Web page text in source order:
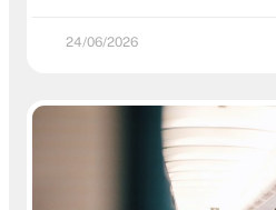
24/06/2026